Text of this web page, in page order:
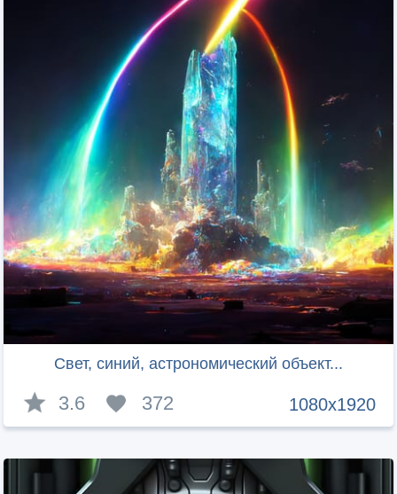
Свет, синий, астрономический объект...
1080x1920
3.6 372